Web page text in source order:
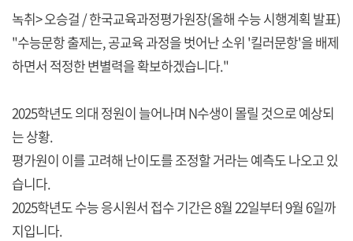
녹취> 오승걸 / 한국교육과정평가원장(올해 수능 시행계획 발표)
"수능문항 출제는, 공교육 과정을 벗어난 소위 '킬러문항'을 배제
하면서 적정한 변별력을 확보하겠습니다."
2025학년도 의대 정원이 늘어나며 N수생이 몰릴 것으로 예상되
는 상황.
평가원이 이를 고려해 난이도를 조정할 거라는 예측도 나오고 있
습니다.
2025학년도 수능 응시원서 접수 기간은 8월 22일부터 9월 6일까
지입니다.